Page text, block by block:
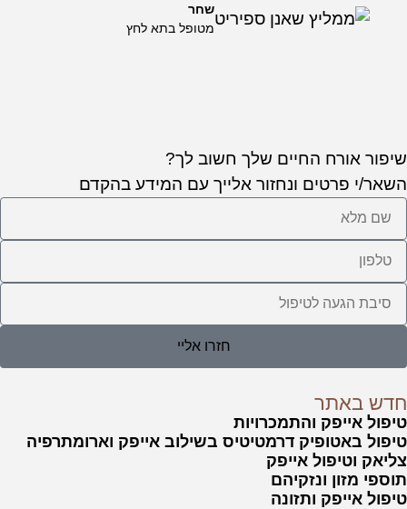
מטופל בתא לחץ
החיים שלך חשוב לך?
ונחזור אלייך עם המידע בהקדם
חזרו אליי
והתמכרויות
דרמטיטיס בשילוב אייפק וארומתרפיה
אייפק
ונזקיהם
ותזונה